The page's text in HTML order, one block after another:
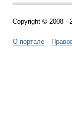
Copyright © 2008 -
О портале